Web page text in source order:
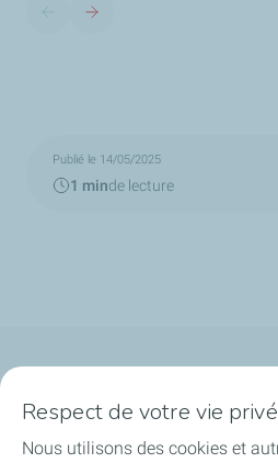
Publié le 14/05/2025
1 minde lecture
Notre ancrage territorial
Respect de votre vie
Nous utilisons des cookies et